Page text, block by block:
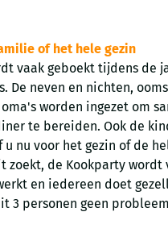
of het hele gezin
vaak geboekt tijdens de
De neven en nichten,
worden ingezet om
te bereiden. Ook de
u nu voor het gezin of de
zoekt, de Kookparty wordt
en iedereen doet
3 personen geen